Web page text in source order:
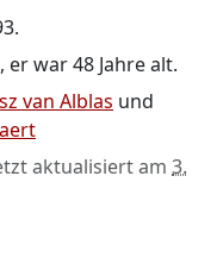
.
, er war 48 Jahre alt.
van Alblas und
aktualisiert am 3.